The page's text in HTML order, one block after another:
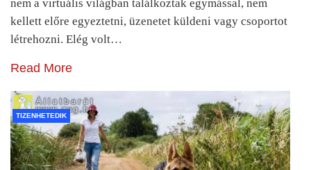
nem a virtuális világban találkoztak egymással, nem
kellett előre egyeztetni, üzenetet küldeni vagy csoportot
létrehozni. Elég volt…
Read More
TIZENHETEDIK